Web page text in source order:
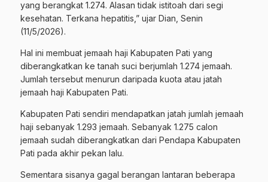
yang berangkat 1.274. Alasan tidak istitoah dari segi
kesehatan. Terkana hepatitis,” ujar Dian, Senin
(11/5/2026).
Hal ini membuat jemaah haji Kabupaten Pati yang
diberangkatkan ke tanah suci berjumlah 1.274 jemaah.
Jumlah tersebut menurun daripada kuota atau jatah
jemaah haji Kabupaten Pati.
Kabupaten Pati sendiri mendapatkan jatah jumlah jemaah
haji sebanyak 1.293 jemaah. Sebanyak 1.275 calon
jemaah sudah diberangkatkan dari Pendapa Kabupaten
Pati pada akhir pekan lalu.
Sementara sisanya gagal berangan lantaran beberapa